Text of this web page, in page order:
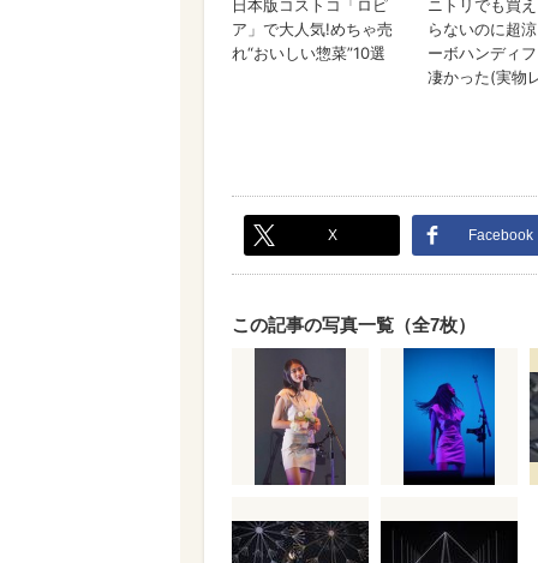
X Facebook
この記事の写真一覧（全7枚）